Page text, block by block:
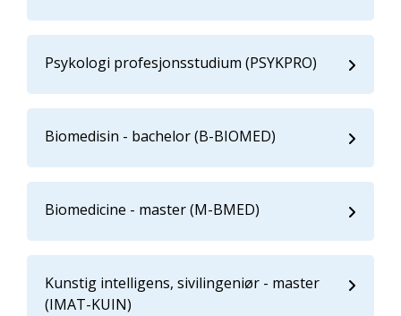
Psykologi profesjonsstudium (PSYKPRO)
Biomedisin - bachelor (B-BIOMED)
Biomedicine - master (M-BMED)
Kunstig intelligens, sivilingeniør - master
(IMAT-KUIN)